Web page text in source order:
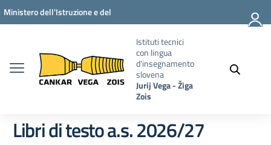
Vai ai contenuti
Vai al menu di navigazione
Vai al footer
Ministero dell'Istruzione e del
Istituti tecnici
con lingua
d'insegnamento
slovena
Jurij Vega - Žiga
Zois
Libri di testo a.s. 2026/27